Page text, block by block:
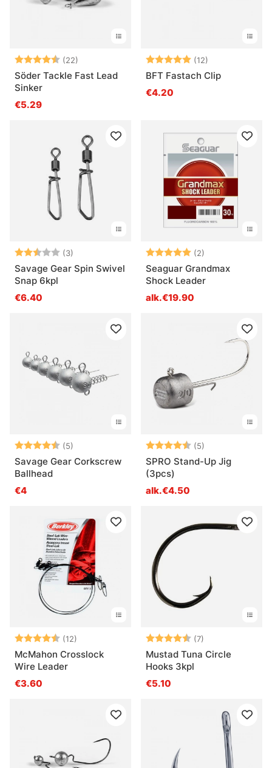
Arvio: (22)
4.7 5:sta tähdestä
Söder Tackle Fast Lead
Sinker
€5.29
Arvio: (12)
BFT Fastach Clip
€4.20
Arvio: (3)
2.3 5:sta tähdestä
Savage Gear Spin Swivel
Snap 6kpl
€6.40
Arvio: (2)
Seaguar Grandmax
Shock Leader
alk.€19.90
Arvio: (5)
4.6 5:sta tähdestä
Savage Gear Corkscrew
Ballhead
€4
Arvio: (5)
SPRO Stand-Up Jig
(3pcs)
alk.€4.50
Arvio: (12)
4.8 5:sta tähdestä
McMahon Crosslock
Wire Leader
€3.60
Arvio: (7)
Mustad Tuna Circle
Hooks 3kpl
€5.10